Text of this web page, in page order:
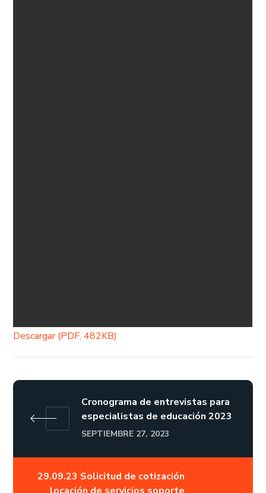
Descargar (PDF, 482KB)
Cronograma de entrevistas para
especialistas de educación 2023
SEPTIEMBRE 27, 2023
29.09.23 Solicitud de cotización